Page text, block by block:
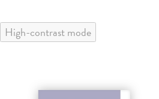
High-contrast mode